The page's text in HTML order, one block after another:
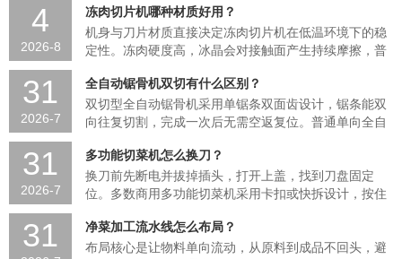
组，让操作人员按菜品需求选择具体数...
4
2026-8
冻肉切片机哪种材质好用？
机身与刀片材质直接决定冻肉切片机在低温环境下的稳
定性。冻肉硬度高，冰晶会对接触面产生持续摩擦，普
目前行业常见选择是整机采用食品级304不锈钢。这
种...
31
2026-7
全自动锯骨机双切有什么区别？
双切型全自动锯骨机采用单锯条双面齿设计，锯条能双
向往复切割，完成一次后无需空返复位。普通单向全自
进原料。
从结构原理看，双切全自动...
31
2026-7
多功能切菜机怎么换刀？
换刀前先断电并拔掉插头，打开上盖，找到刀盘固定
位。多数商用多功能切菜机采用卡扣或快拆设计，按住
位槽放入，听到卡到位的声响后锁紧。部分...
31
净菜加工流水线怎么布局？
布局核心是让物料单向流动，从原料到成品不回头，避